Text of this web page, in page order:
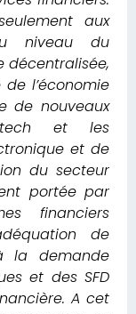
aux
niveau du
décentralisée,
l’économie
de nouveaux
et les
et de
du secteur
portée par
financiers
de
la demande
et des SFD
A cet